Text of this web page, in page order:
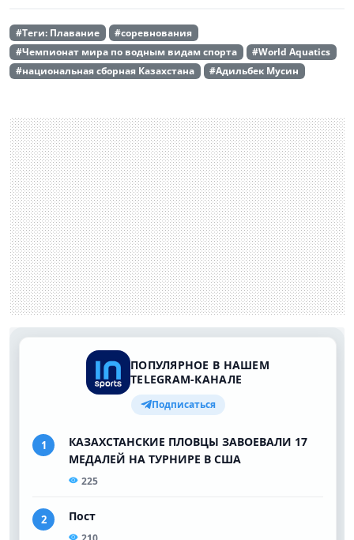
#Теги: Плавание
#соревнования
#Чемпионат мира по водным видам спорта
#World Aquatics
#национальная сборная Казахстана
#Адильбек Мусин